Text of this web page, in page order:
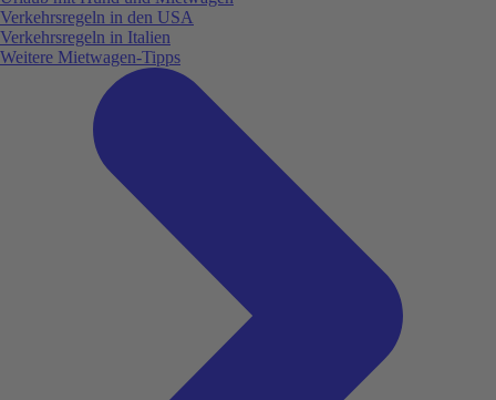
Verkehrsregeln in den USA
Verkehrsregeln in Italien
Weitere Mietwagen-Tipps